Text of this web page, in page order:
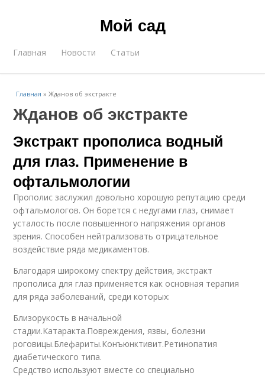
Мой сад
Главная Новости Статьи
Главная »Жданов об экстракте
Жданов об экстракте
Экстракт прополиса водный
для глаз. Применение в
офтальмологии
Прополис заслужил довольно хорошую репутацию среди
офтальмологов. Он борется с недугами глаз, снимает
усталость после повышенного напряжения органов
зрения. Способен нейтрализовать отрицательное
воздействие ряда медикаментов.
Благодаря широкому спектру действия, экстракт
прополиса для глаз применяется как основная терапия
для ряда заболеваний, среди которых:
Близорукость в начальной
стадии.Катаракта.Повреждения, язвы, болезни
роговицы.Блефариты.Конъюнктивит.Ретинопатия
диабетического типа.
Средство используют вместе со специально